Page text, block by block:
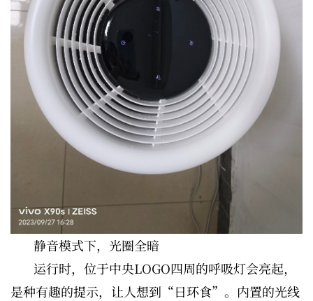
静音模式下，光圈全暗
运行时，位于中央LOGO四周的呼吸灯会亮起，
是种有趣的提示，让人想到“日环食”。内置的光线